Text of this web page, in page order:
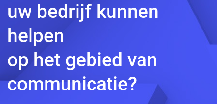
uw bedrijf kunnen
helpen
op het gebied van
communicatie?